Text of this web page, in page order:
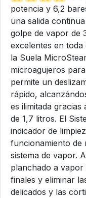
potencia y 6,2
una salida
golpe de vapor de
excelentes en toda
la Suela
microagujeros
permite un
rápido,
es ilimitada
de 1,7 litros. El
indicador de
funcionamiento de
sistema de vapor.
planchado a
finales y eliminar
delicados y las